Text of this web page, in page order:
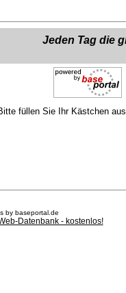
Jeden Tag die
füllen Sie Ihr Kästchen
by baseportal.de
Datenbank - kostenlos!